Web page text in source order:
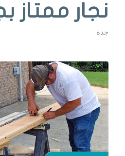
نجار ممتاز
جدة